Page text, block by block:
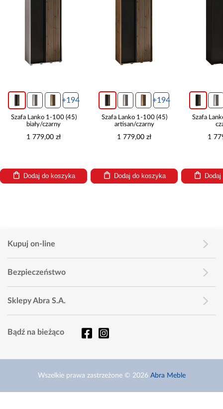
+194
Szafa Lanko 1-100 (45)
biały/czarny
1 779,00 zł
Dodaj do koszyka
+194
Szafa Lanko 1-100 (45)
artisan/czarny
1 779,00 zł
Dodaj do koszyka
Szafa
1
Kupuj on-line
Bezpieczeństwo
Sklepy Abra S.A.
Bądź na bieżąco
Wszelkie prawa zastrzeżone © 2026 Abra Meble